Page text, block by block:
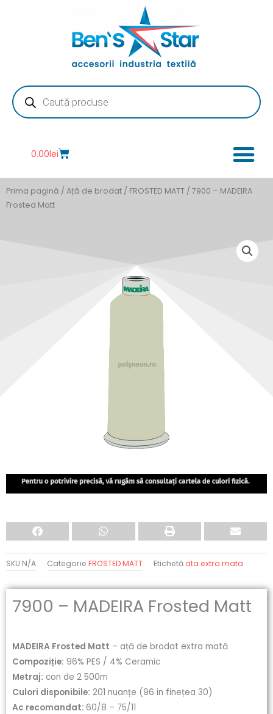
Products
search
0.00leiCart
Prima pagină / Ață de brodat / FROSTED MATT / 7900 – MADEIRA
Frosted Matt
SKU N/A Categorie FROSTED MATT Etichetă ata extra mata
7900 – MADEIRA Frosted Matt
MADEIRA Frosted Matt – ață de brodat extra mată
Compoziție: 96% PES / 4% Ceramic
Metraj: con de 2 500m
Culori disponibile: 201 nuanțe (96 in finețea 30)
Ac recomandat: 60/8 – 75/11